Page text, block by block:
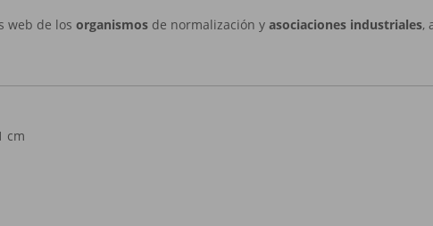
web de los organismos de normalización y asociaciones industriales,
cm